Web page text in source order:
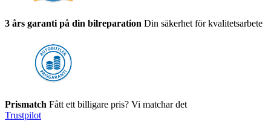
3 års garanti på din bilreparation Din säkerhet för kvalitetsarbete
Prismatch Fått ett billigare pris? Vi matchar det
Trustpilot